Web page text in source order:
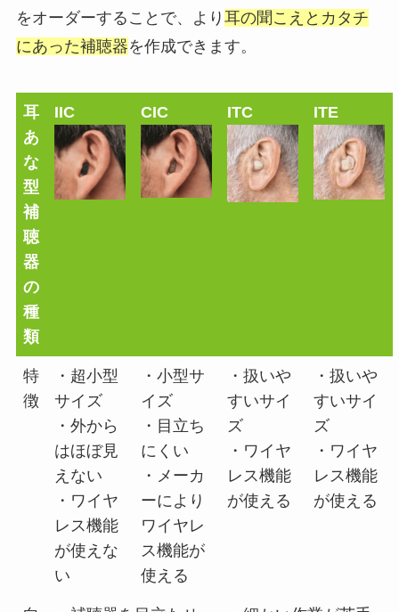
をオーダーすることで、より 耳の聞こえとカタチ
にあった補聴器を作成できます。
耳
あ
な
型
補
聴
器
の
種
類
IIC CIC ITC ITE
特
徴
・超小型
サイズ
・外から
はほぼ見
えない
・ワイヤ
レス機能
が使えな
い
・小型サ
イズ
・目立ち
にくい
・メーカ
ーにより
ワイヤレ
ス機能が
使える
・扱いや
すいサイ
ズ
・ワイヤ
レス機能
が使える
・扱いや
すいサイ
ズ
・ワイヤ
レス機能
が使える